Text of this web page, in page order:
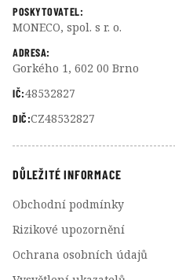
POSKYTOVATEL:
MONECO, spol. s r. o.
ADRESA:
Gorkého 1, 602 00 Brno
IČ:48532827
DIČ:CZ48532827
DŮLEŽITÉ INFORMACE
Obchodní podmínky
Rizikové upozornění
Ochrana osobních údajů